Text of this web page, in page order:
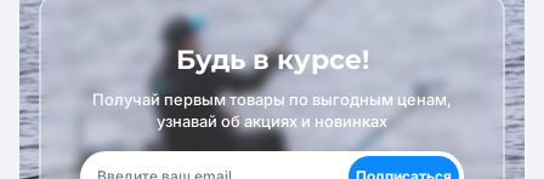
Будь в курсе!
Получай первым товары по выгодным ценам,
узнавай об акциях и новинках